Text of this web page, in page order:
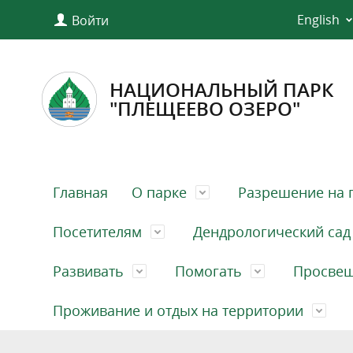
Войти English
НАЦИОНАЛЬНЫЙ ПАРК
"ПЛЕЩЕЕВО ОЗЕРО"
Главная О парке Разрешение на
Посетителям Дендрологический сад
Развивать Помогать
Проживание и отдых на территории